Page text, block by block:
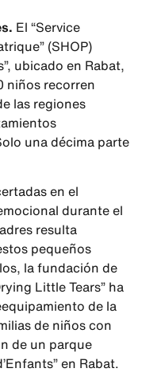
El “Service
(SHOP)
ubicado en Rabat,
niños recorren
las regiones
una décima parte
en el
durante el
resulta
pequeños
la fundación de
Little Tears” ha
de la
de niños con
de un parque
en Rabat.